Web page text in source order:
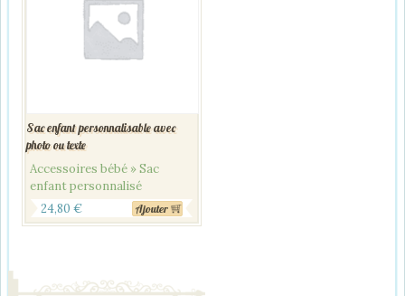
Sac enfant personnalisable avec
photo ou texte
Accessoires bébé » Sac
enfant personnalisé
24,80 € Ajouter